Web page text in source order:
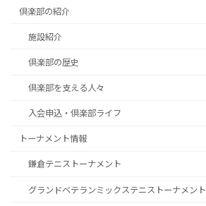
倶楽部の紹介
施設紹介
倶楽部の歴史
倶楽部を支える人々
入会申込・倶楽部ライフ
トーナメント情報
鎌倉テニストーナメント
グランドベテランミックステニストーナメント